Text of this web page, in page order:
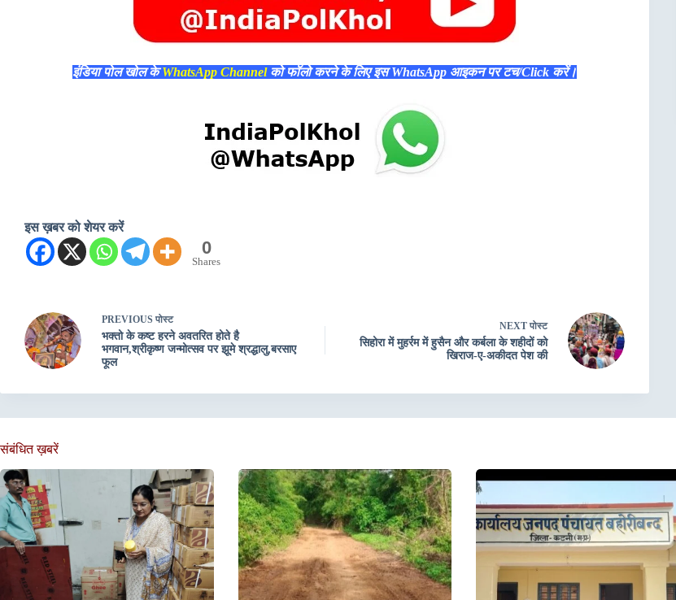
इंडिया पोल खोल केWhatsApp Channelको फॉलो करने के लिए इस WhatsApp आइकन पर टच/Click करें।
इस ख़बर को शेयर करें
0
Shares
PREVIOUS पोस्ट
भक्तो के कष्ट हरने अवतरित होते है
भगवान,श्रीकृष्ण जन्मोत्सव पर झूमे श्रद्धालु,बरसाए
फूल
NEXT पोस्ट
सिहोरा में मुहर्रम में हुसैन और कर्बला के शहीदों को
खिराज-ए-अकीदत पेश की
संबंधित ख़बरें